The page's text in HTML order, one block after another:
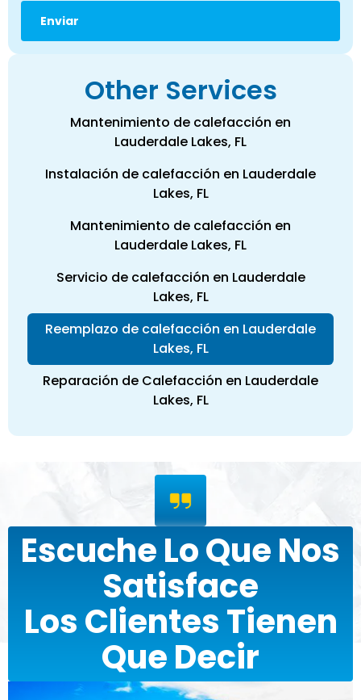
Other Services
Mantenimiento de calefacción en
Lauderdale Lakes, FL
Instalación de calefacción en Lauderdale
Lakes, FL
Mantenimiento de calefacción en
Lauderdale Lakes, FL
Servicio de calefacción en Lauderdale
Lakes, FL
Reemplazo de calefacción en Lauderdale
Lakes, FL
Reparación de Calefacción en Lauderdale
Lakes, FL
Escuche Lo Que Nos
Satisface
Los Clientes Tienen
Que Decir